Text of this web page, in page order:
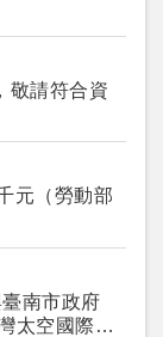
敬請符合資
元（勞動部
南市政府
太空國際年